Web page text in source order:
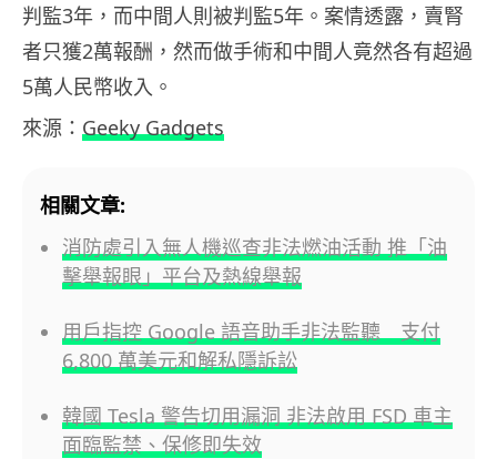
判監3年，而中間人則被判監5年。案情透露，賣腎
者只獲2萬報酬，然而做手術和中間人竟然各有超過
5萬人民幣收入。
來源： Geeky Gadgets
相關文章:
消防處引入無人機巡查非法燃油活動 推「油
擊舉報眼」平台及熱線舉報
用戶指控 Google 語音助手非法監聽 支付
6,800 萬美元和解私隱訴訟
韓國 Tesla 警告切用漏洞 非法啟用 FSD 車主
面臨監禁、保修即失效